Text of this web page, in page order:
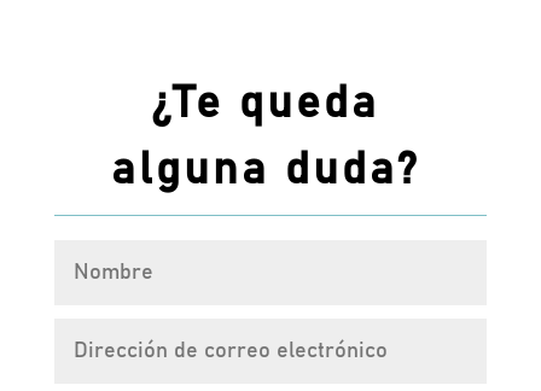
¿Te queda
alguna duda?